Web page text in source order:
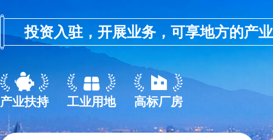
投资入驻，开展业务，可享地方的产
产业扶持 工业用地 高标厂房